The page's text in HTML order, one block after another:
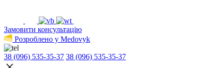
Замовити консультацію
Розроблено у Medovyk
38 (096) 535-35-37 38 (096) 535-35-37